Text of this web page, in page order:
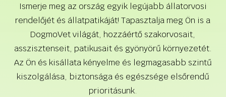
Ismerje meg az ország egyik legújabb állatorvosi
rendelőjét és állatpatikáját! Tapasztalja meg Ön is a
DogmoVet világát, hozzáértő szakorvosait,
asszisztenseit, patikusait és gyönyörű környezetét.
Az Ön és kisállata kényelme és legmagasabb szintű
kiszolgálása, biztonsága és egészsége elsőrendű
prioritásunk.